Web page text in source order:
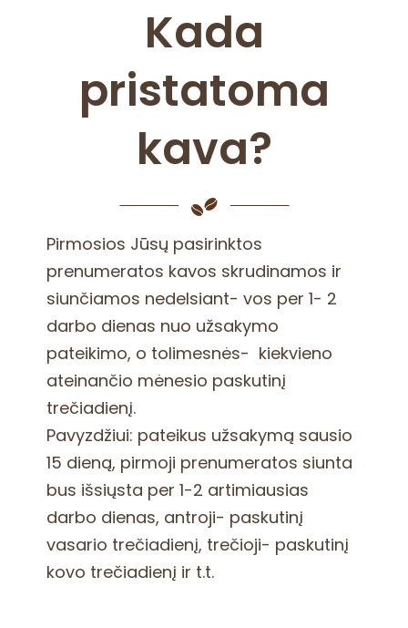
Kada
pristatoma
kava?
Pirmosios Jūsų pasirinktos
prenumeratos kavos skrudinamos ir
siunčiamos nedelsiant- vos per 1- 2
darbo dienas nuo užsakymo
pateikimo, o tolimesnės- kiekvieno
ateinančio mėnesio paskutinį
trečiadienį.
Pavyzdžiui: pateikus užsakymą sausio
15 dieną, pirmoji prenumeratos siunta
bus išsiųsta per 1-2 artimiausias
darbo dienas, antroji- paskutinį
vasario trečiadienį, trečioji- paskutinį
kovo trečiadienį ir t.t.